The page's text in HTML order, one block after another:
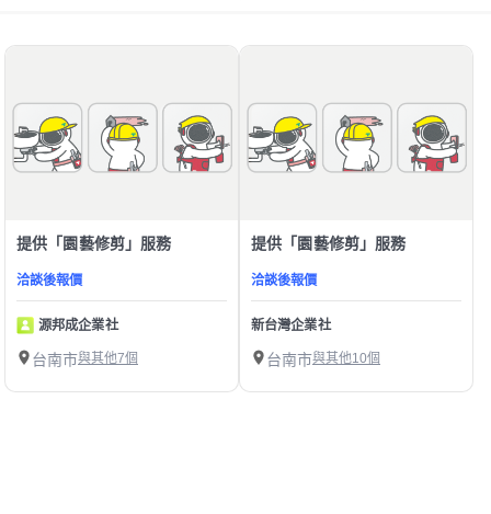
提供「園藝修剪」服務
洽談後報價
源邦成企業社
台南市與其他7個
提供「園藝修剪」服務
洽談後報價
新台灣企業社
台南市與其他10個